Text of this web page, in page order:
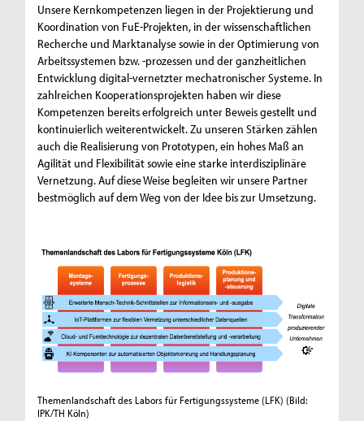
Unsere Kernkompetenzen liegen in der Projektierung und
Koordination von FuE-Projekten, in der wissenschaftlichen
Recherche und Marktanalyse sowie in der Optimierung von
Arbeitssystemen bzw. -prozessen und der ganzheitlichen
Entwicklung digital-vernetzter mechatronischer Systeme. In
zahlreichen Kooperationsprojekten haben wir diese
Kompetenzen bereits erfolgreich unter Beweis gestellt und
kontinuierlich weiterentwickelt. Zu unseren Stärken zählen
auch die Realisierung von Prototypen, ein hohes Maß an
Agilität und Flexibilität sowie eine starke interdisziplinäre
Vernetzung. Auf diese Weise begleiten wir unsere Partner
bestmöglich auf dem Weg von der Idee bis zur Umsetzung.
Themenlandschaft des Labors für Fertigungssysteme (LFK) (Bild:
IPK/TH Köln)